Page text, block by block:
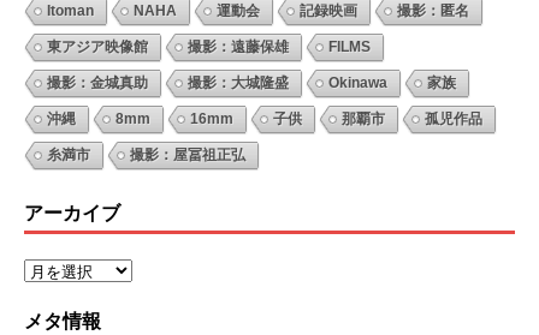
Itoman NAHA 運動会 記録映画 撮影：匿名
東アジア映像館 撮影：遠藤保雄 FILMS
撮影：金城真助 撮影：大城隆盛 Okinawa 家族
沖縄 8mm 16mm 子供 那覇市 孤児作品
糸満市 撮影：屋冨祖正弘
アーカイブ
メタ情報